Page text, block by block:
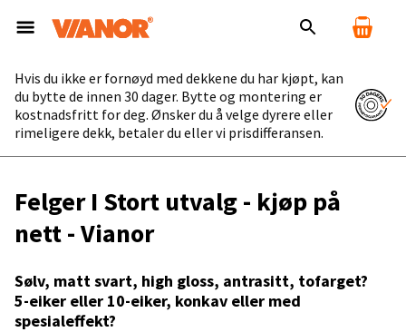
Hvis du ikke er fornøyd med dekkene du har kjøpt, kan
du bytte de innen 30 dager. Bytte og montering er
kostnadsfritt for deg. Ønsker du å velge dyrere eller
rimeligere dekk, betaler du eller vi prisdifferansen.
Felger I Stort utvalg - kjøp på
nett - Vianor
Sølv, matt svart, high gloss, antrasitt, tofarget?
5-eiker eller 10-eiker, konkav eller med
spesialeffekt?